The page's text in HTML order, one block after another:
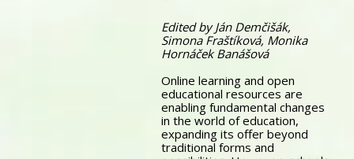
Edited by Ján Demčišák,
Simona Fraštíková, Monika
Hornáček Banášová
Online learning and open
educational resources are
enabling fundamental changes
in the world of education,
expanding its offer beyond
traditional forms and